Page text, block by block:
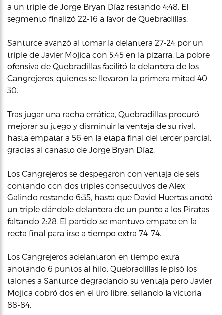
a un triple de Jorge Bryan Díaz restando 4:48. El
segmento finalizó 22-16 a favor de Quebradillas.
Santurce avanzó al tomar la delantera 27-24 por un
triple de Javier Mojica con 5:45 en la pizarra. La pobre
ofensiva de Quebradillas facilitó la delantera de los
Cangrejeros, quienes se llevaron la primera mitad 40-
30.
Tras jugar una racha errática, Quebradillas procuró
mejorar su juego y disminuir la ventaja de su rival,
hasta empatar a 56 en la etapa final del tercer parcial,
gracias al canasto de Jorge Bryan Díaz.
Los Cangrejeros se despegaron con ventaja de seis
contando con dos triples consecutivos de Alex
Galindo restando 6:35, hasta que David Huertas anotó
un triple dándole delantera de un punto a los Piratas
faltando 2:28. El partido se mantuvo empate en la
recta final para irse a tiempo extra 74-74.
Los Cangrejeros adelantaron en tiempo extra
anotando 6 puntos al hilo. Quebradillas le pisó los
talones a Santurce degradando su ventaja pero Javier
Mojica cobró dos en el tiro libre, sellando la victoria
88-84.